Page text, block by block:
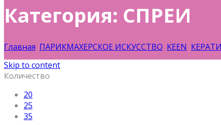
Категория: СПРЕИ
Главная ПАРИКМАХЕРСКОЕ ИСКУССТВО KEEN
Skip to content
Количество
20
25
35